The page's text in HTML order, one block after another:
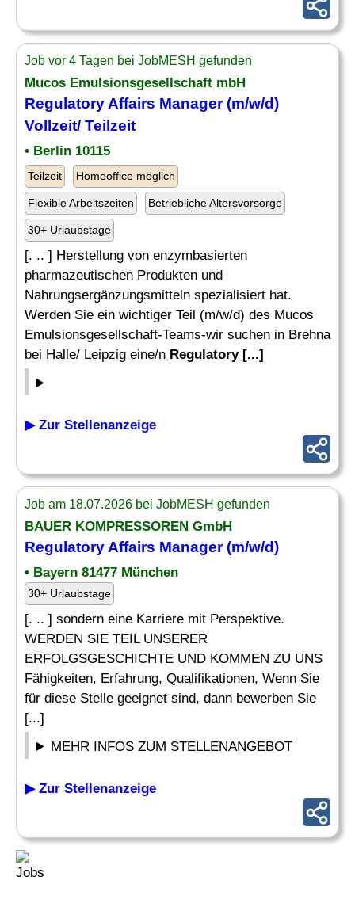
Job vor 4 Tagen bei JobMESH gefunden
Mucos Emulsionsgesellschaft mbH
Regulatory Affairs Manager (m/w/d)
Vollzeit/ Teilzeit
• Berlin 10115
Teilzeit Homeoffice möglich
Flexible Arbeitszeiten Betriebliche Altersvorsorge
30+ Urlaubstage
[. .. ] Herstellung von enzymbasierten
pharmazeutischen Produkten und
Nahrungsergänzungsmitteln spezialisiert hat.
Werden Sie ein wichtiger Teil (m/w/d) des Mucos
Emulsionsgesellschaft-Teams-wir suchen in Brehna
bei Halle/ Leipzig eine/n Regulatory [...]
▶ Zur Stellenanzeige
Job am 18.07.2026 bei JobMESH gefunden
BAUER KOMPRESSOREN GmbH
Regulatory Affairs Manager (m/w/d)
• Bayern 81477 München
30+ Urlaubstage
[. .. ] sondern eine Karriere mit Perspektive.
WERDEN SIE TEIL UNSERER
ERFOLGSGESCHICHTE UND KOMMEN ZU UNS
Fähigkeiten, Erfahrung, Qualifikationen, Wenn Sie
für diese Stelle geeignet sind, dann bewerben Sie
[...]
MEHR INFOS ZUM STELLENANGEBOT
▶ Zur Stellenanzeige